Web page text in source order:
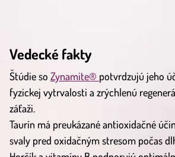
Vedecké fakty
Štúdie so Zynamite® potvrdzujú jeho
fyzickej vytrvalosti a zrýchlenú
záťaži.
Taurín má preukázané antioxidačné
svaly pred oxidačným stresom počas